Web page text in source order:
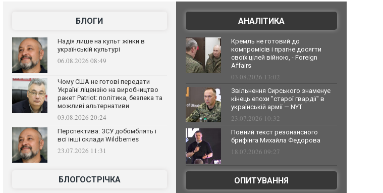
БЛОГИ
Надія лише на культ жінки в
українській культурі
06.08.2026 08:49
Чому США не готові передати
Україні ліцензію на виробництво
ракет Patriot: політика, безпека та
можливі альтернативи
03.08.2026 20:24
Перспектива: ЗСУ добомблять і
всі інші склади Wildberries
23.07.2026 11:31
БЛОГОСТРІЧКА
АНАЛІТИКА
Кремль не готовий до
компромісів і прагне досягти
своїх цілей війною, - Foreign
Affairs
03.08.2026 13:02
Звільнення Сирського знаменує
кінець епохи "старої гвардії" в
українській армії — NYT
23.07.2026 10:32
Повний текст резонансного
брифінга Михайла Федорова
18.07.2026 09:27
ОПИТУВАННЯ